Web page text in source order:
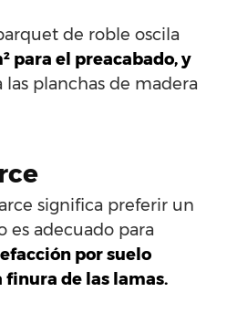
de roble oscila
para el preacabado, y
las planchas de madera
significa preferir un
es adecuado para
por suelo
de las lamas.